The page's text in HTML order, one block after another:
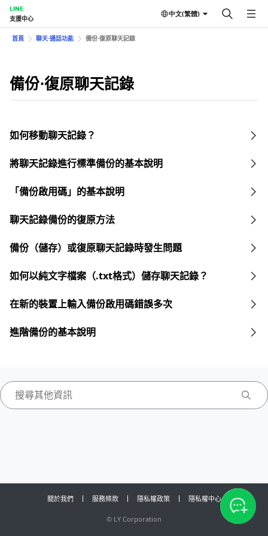
LINE
支援中心
中文(繁體)
首頁 聊天⋅通話功能 備份⋅復原聊天記錄
備份⋅復原聊天記錄
如何移動聊天記錄？
將聊天記錄進行標準備份的基本說明
「備份啟用碼」的基本說明
聊天記錄備份的復原方法
備份（儲存）或復原聊天記錄時發生問題
如何以純文字檔案（.txt格式）儲存聊天記錄？
在新的裝置上輸入備份啟用碼錯誤多次
進階備份的基本說明
關於我們 服務條款 隱私權政策 隱私權中心
© LY Corporation